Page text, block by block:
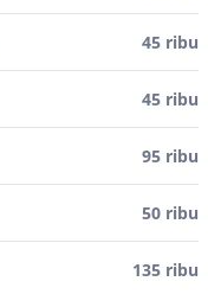
45 ribu
45 ribu
95 ribu
50 ribu
135 ribu